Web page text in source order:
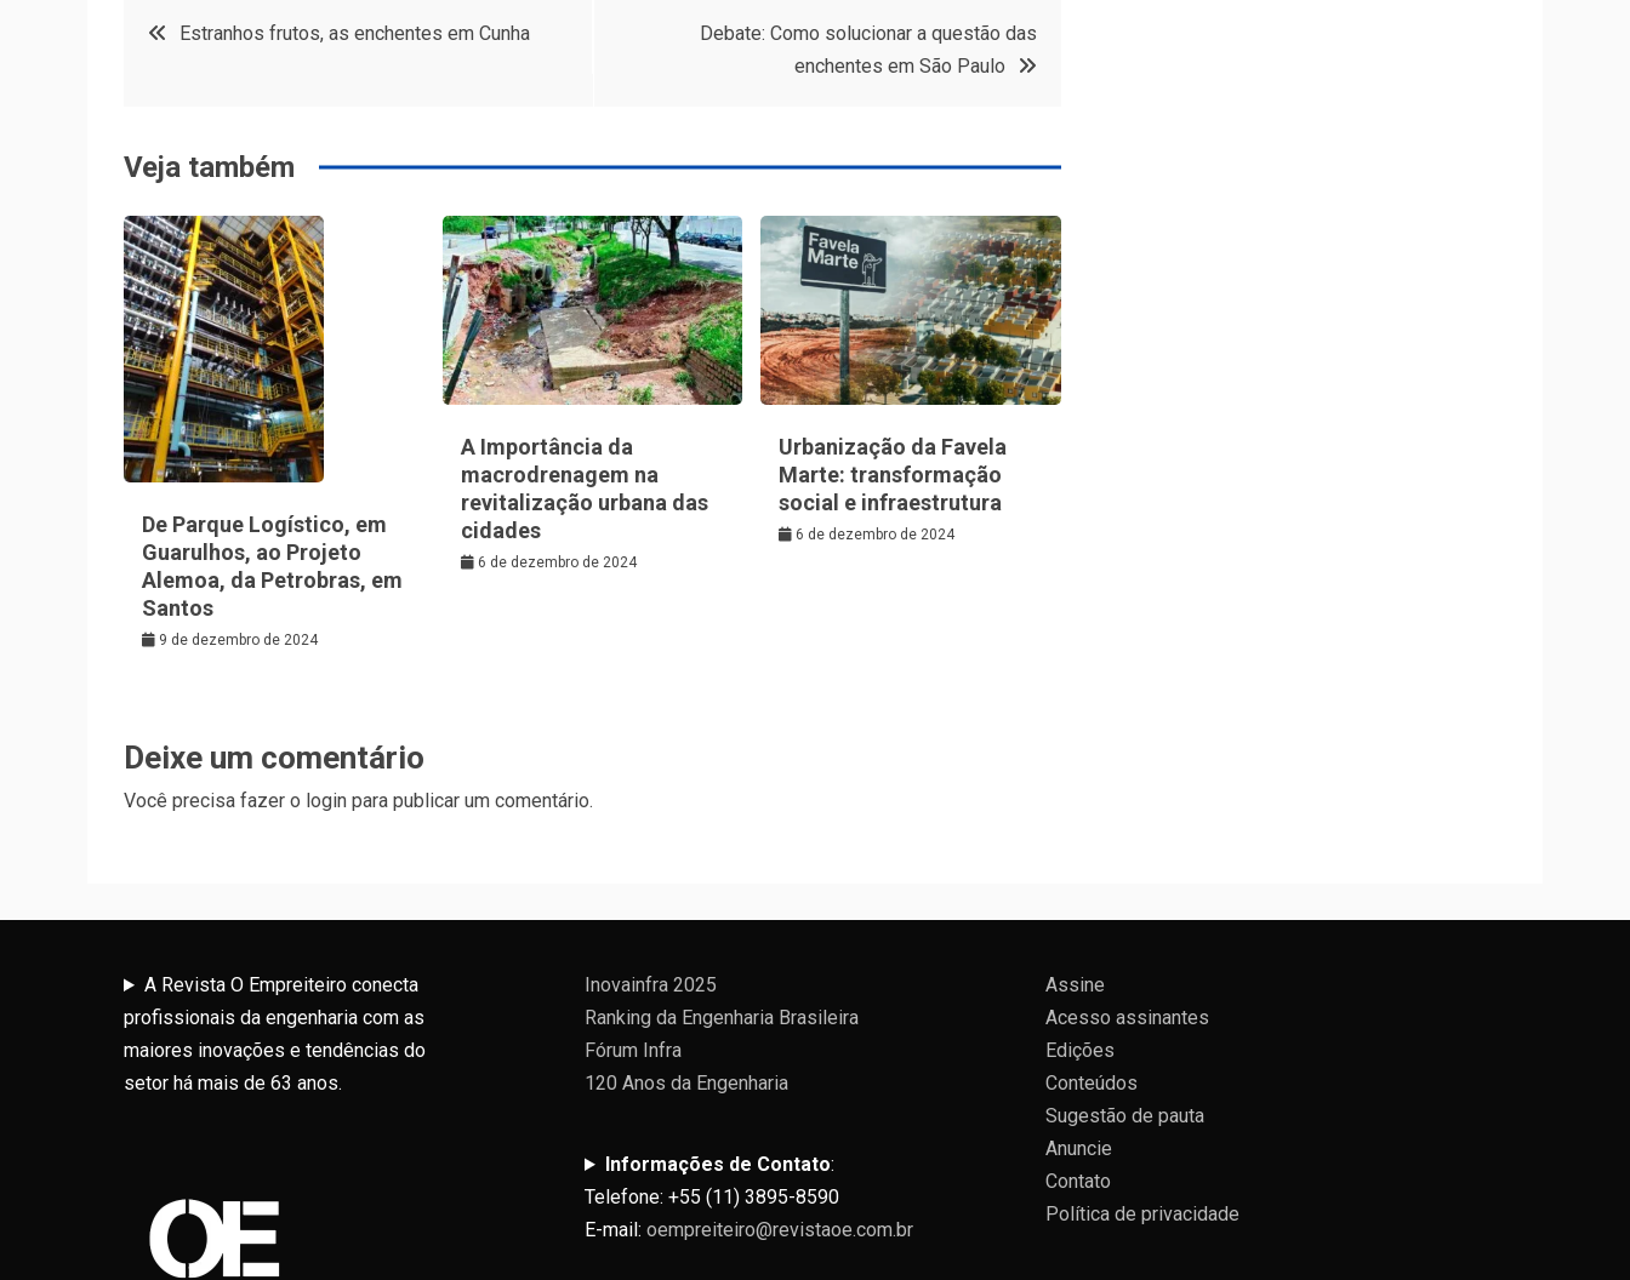
Navegação
Post
Estranhos frutos, as enchentes em Cunha
Debate: Como solucionar a questão das
enchentes em São Paulo
Veja também
De Parque Logístico, em
Guarulhos, ao Projeto
Alemoa, da Petrobras, em
Santos
9 de dezembro de 2024
A Importância da
macrodrenagem na
revitalização urbana das
cidades
6 de dezembro de 2024
Urbanização da Favela
Marte: transformação
social e infraestrutura
6 de dezembro de 2024
Deixe um comentário
Você precisa fazer o login para publicar um comentário.
A Revista O Empreiteiro conecta
profissionais da engenharia com as
maiores inovações e tendências do
setor há mais de 63 anos.
Inovainfra 2025
Ranking da Engenharia Brasileira
Fórum Infra
120 Anos da Engenharia
Informações de Contato:
Telefone: +55 (11) 3895-8590
E-mail: oempreiteiro@revistaoe.com.br
Assine
Acesso assinantes
Edições
Conteúdos
Sugestão de pauta
Anuncie
Contato
Política de privacidade